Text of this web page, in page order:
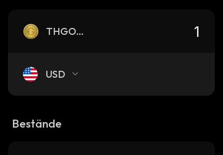
THGOLD
USD
Bestände